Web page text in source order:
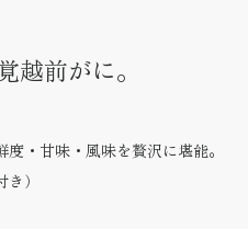
越前がに。
・甘味・風味を贅沢に堪能。
）